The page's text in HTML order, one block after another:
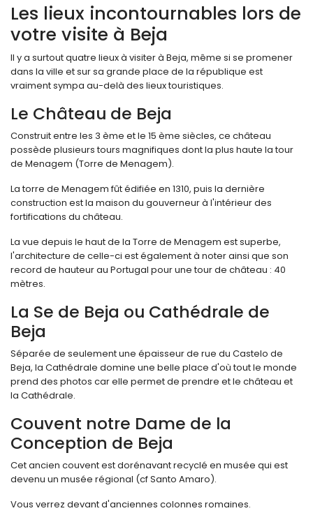
Les lieux incontournables lors de
votre visite à Beja
Il y a surtout quatre lieux à visiter à Beja, même si se promener
dans la ville et sur sa grande place de la république est
vraiment sympa au-delà des lieux touristiques.
Le Château de Beja
Construit entre les 3 ème et le 15 ème siècles, ce château
possède plusieurs tours magnifiques dont la plus haute la tour
de Menagem (Torre de Menagem).
La torre de Menagem fût édifiée en 1310, puis la dernière
construction est la maison du gouverneur à l'intérieur des
fortifications du château.
La vue depuis le haut de la Torre de Menagem est superbe,
l'architecture de celle-ci est également à noter ainsi que son
record de hauteur au Portugal pour une tour de château : 40
mètres.
La Se de Beja ou Cathédrale de
Beja
Séparée de seulement une épaisseur de rue du Castelo de
Beja, la Cathédrale domine une belle place d'où tout le monde
prend des photos car elle permet de prendre et le château et
la Cathédrale.
Couvent notre Dame de la
Conception de Beja
Cet ancien couvent est dorénavant recyclé en musée qui est
devenu un musée régional (cf Santo Amaro).
Vous verrez devant d'anciennes colonnes romaines.